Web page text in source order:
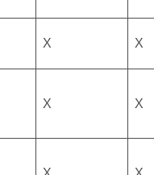
X X
X X